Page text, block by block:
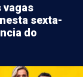
vagas
sexta-
do
agosto 2026 às